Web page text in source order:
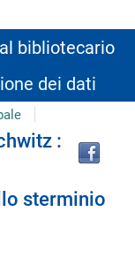
bibliotecario
dei dati
:
sterminio